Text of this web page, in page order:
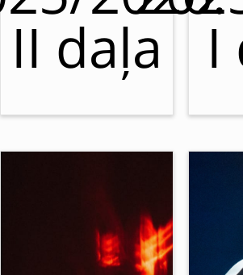
II daļa I